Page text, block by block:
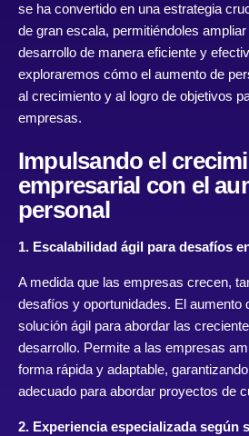
se ha convertido en una estrategia
de gran escala, permitiéndoles
desarrollo de manera eficiente y
exploraremos cómo el aumento de
al crecimiento y al logro de objetivos
empresas.
Impulsando el
empresarial con el
personal
1. Escalabilidad ágil para desafíos
A medida que las empresas crecen,
desafíos y oportunidades. El aumento
solución ágil para abordar las
desarrollo. Permite a las empresas
forma rápida y adaptable,
adecuado para abordar proyectos de
2. Experiencia especializada según